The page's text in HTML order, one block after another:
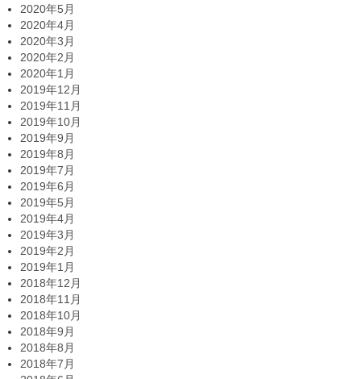
2020年5月
2020年4月
2020年3月
2020年2月
2020年1月
2019年12月
2019年11月
2019年10月
2019年9月
2019年8月
2019年7月
2019年6月
2019年5月
2019年4月
2019年3月
2019年2月
2019年1月
2018年12月
2018年11月
2018年10月
2018年9月
2018年8月
2018年7月